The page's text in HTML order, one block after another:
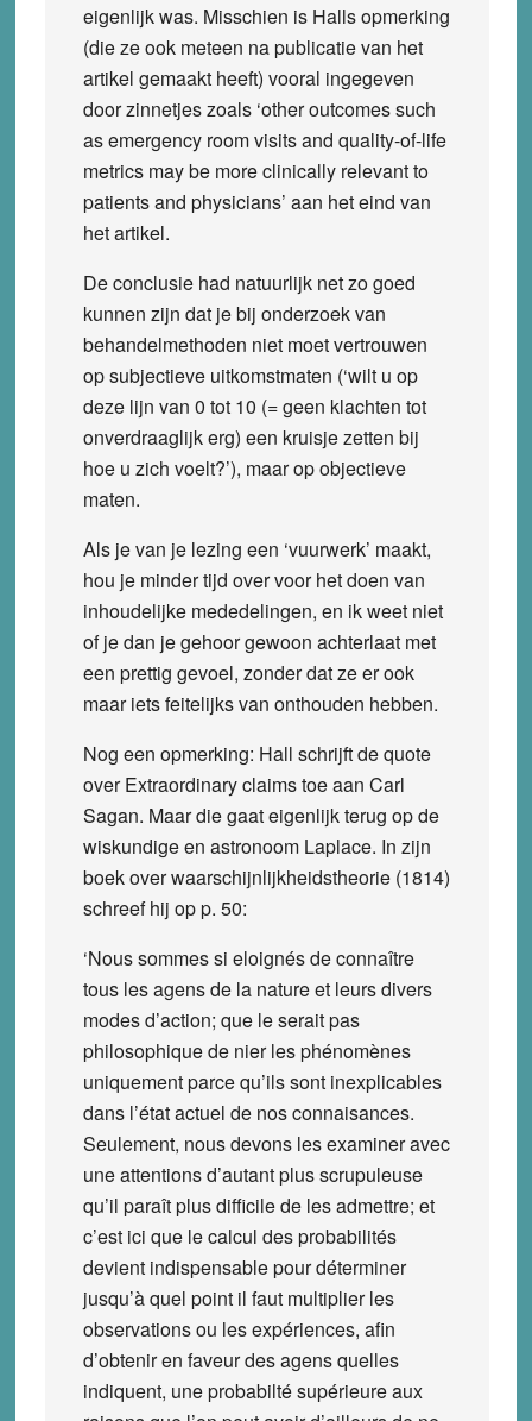
eigenlijk was. Misschien is Halls opmerking
(die ze ook meteen na publicatie van het
artikel gemaakt heeft) vooral ingegeven
door zinnetjes zoals ‘other outcomes such
as emergency room visits and quality-of-life
metrics may be more clinically relevant to
patients and physicians’ aan het eind van
het artikel.
De conclusie had natuurlijk net zo goed
kunnen zijn dat je bij onderzoek van
behandelmethoden niet moet vertrouwen
op subjectieve uitkomstmaten (‘wilt u op
deze lijn van 0 tot 10 (= geen klachten tot
onverdraaglijk erg) een kruisje zetten bij
hoe u zich voelt?’), maar op objectieve
maten.
Als je van je lezing een ‘vuurwerk’ maakt,
hou je minder tijd over voor het doen van
inhoudelijke mededelingen, en ik weet niet
of je dan je gehoor gewoon achterlaat met
een prettig gevoel, zonder dat ze er ook
maar iets feitelijks van onthouden hebben.
Nog een opmerking: Hall schrijft de quote
over Extraordinary claims toe aan Carl
Sagan. Maar die gaat eigenlijk terug op de
wiskundige en astronoom Laplace. In zijn
boek over waarschijnlijkheidstheorie (1814)
schreef hij op p. 50:
‘Nous sommes si eloignés de connaître
tous les agens de la nature et leurs divers
modes d’action; que le serait pas
philosophique de nier les phénomènes
uniquement parce qu’ils sont inexplicables
dans l’état actuel de nos connaisances.
Seulement, nous devons les examiner avec
une attentions d’autant plus scrupuleuse
qu’il paraît plus difficile de les admettre; et
c’est ici que le calcul des probabilités
devient indispensable pour déterminer
jusqu’à quel point il faut multiplier les
observations ou les expériences, afin
d’obtenir en faveur des agens quelles
indiquent, une probabilté supérieure aux